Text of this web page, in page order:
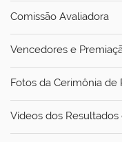
Comissão Avaliadora
Vencedores e
Fotos da Cerimônia de
Vídeos dos